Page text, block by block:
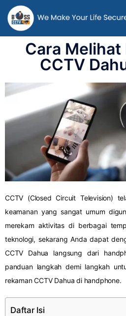
Cara Melihat
CCTV
CCTV (Closed Circuit Television)
keamanan yang sangat umum
merekam aktivitas di berbagai
teknologi, sekarang Anda dapat
CCTV Dahua langsung dari
panduan langkah demi langkah
rekaman CCTV Dahua di handphone.
Daftar Isi